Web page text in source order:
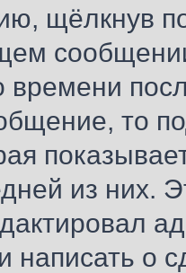
щёлкнув
времени
то
из них.
написать о